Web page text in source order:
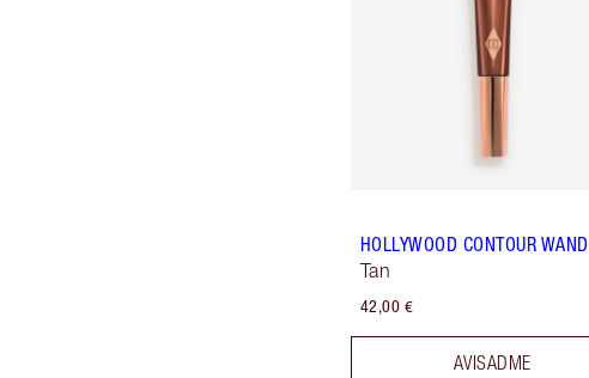
HOLLYWOOD CONTOUR WAND
Tan
42,00 €
AVISADME